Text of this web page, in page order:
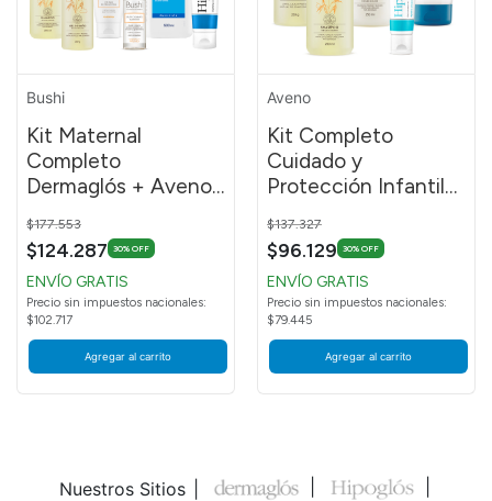
Bushi
Kit Maternal
Completo
Dermaglós + Aveno
+ Bushi + Hipoglós
Price reduced from
$177.553
$124.287 30% OFF
ENVÍO GRATIS
Precio sin impuestos nacionales:
$102.717
Agregar al carrito
Aveno
Kit Completo
Cuidado y
Protección Infantil
Crema Hipoglós CD
Price reduced from
$137.327
$96.129 30% OFF
ENVÍO GRATIS
Precio sin impuestos nacionales:
$79.445
Agregar al carrito
Nuestros Sitios